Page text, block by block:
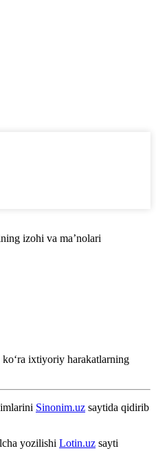
izohi va ma’nolari
ixtiyoriy harakatlarning
Sinonim.uz saytida qidirib
yozilishi Lotin.uz sayti